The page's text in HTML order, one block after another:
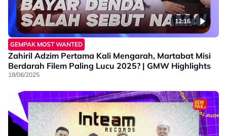
12:16
GEMPAK MOST WANTED
Zahiril Adzim Pertama Kali Mengarah, Martabat Misi
Berdarah Filem Paling Lucu 2025? | GMW Highlights
18/06/2025